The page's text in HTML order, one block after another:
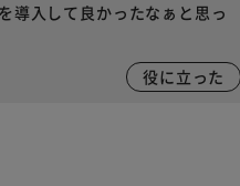
導入して良かったなぁと思っ
役に立った